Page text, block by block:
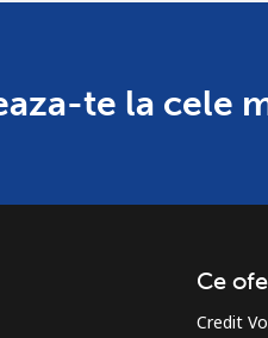
te la cele
Ce
Credit